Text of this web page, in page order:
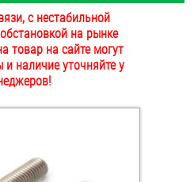
с нестабильной
на рынке
товар на сайте могут
наличие уточняйте у